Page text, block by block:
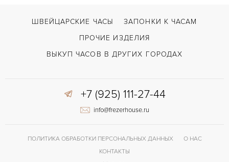
Застежка с помощью шипа
ШВЕЙЦАРСКИЕ ЧАСЫ
ЗАПОНКИ К ЧАСАМ
ПРОЧИЕ ИЗДЕЛИЯ
ВЫКУП ЧАСОВ В ДРУГИХ ГОРОДАХ
+7 (925) 111-27-44
info@frezerhouse.ru
ПОЛИТИКА ОБРАБОТКИ ПЕРСОНАЛЬНЫХ ДАННЫХ
О НАС
КОНТАКТЫ